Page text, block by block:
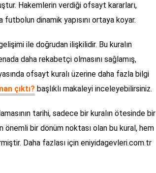
Hakemlerin verdiği ofsayt kararları,
dinamik yapısını ortaya koyar.
ile doğrudan ilişkilidir. Bu kuralın
daha rekabetçi olmasını sağlamış,
ofsayt kuralı üzerine daha fazla bilgi
çıktı? başlıklı makaleyi inceleyebilirsiniz.
tarihi, sadece bir kuralın ötesinde bir
önemli bir dönüm noktası olan bu kural, hem
Daha fazlası için eniyidagevleri.com.tr